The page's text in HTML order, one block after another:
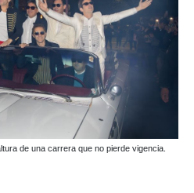
de una carrera que no pierde vigencia.